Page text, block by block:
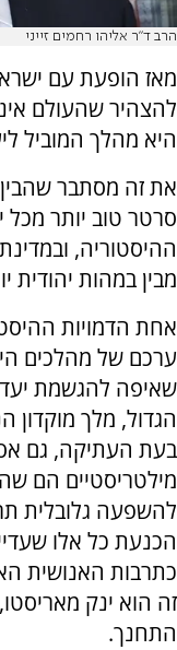
הרב ד"ר אליהו רחמים זייני
מאז הופעת עם
להצהיר שהעולם
היא מהלך המוביל
את זה מסתבר שהבין
סרטר טוב יותר מכל
ההיסטוריה,
מבין במהות יהודית
אחת הדמויות
ערכם של מהלכים
שאיפה להגשמת
הגדול, מלך מוקדון
בעת העתיקה, גם
מילטריסטיים הם
להשפעה גלובלית
הכנעת כל אלו
כתרבות האנושית
זה הוא ינק
התחנך.